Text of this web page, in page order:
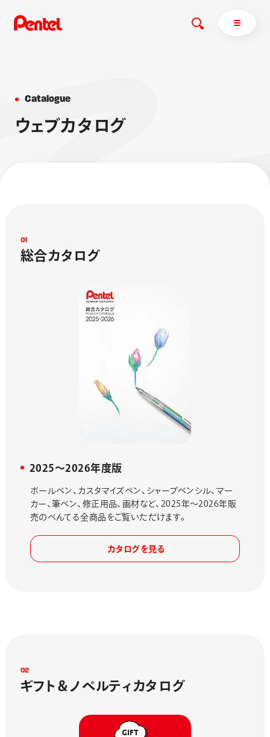
ブラッシュ（筆）
その他
運営会社
Catal ogue
ウェブカタ ログ
01
総合カタ ロ グ
2025〜2026年度版
ボールペン、カスタマイズペン、シャープペンシル、マー
カー、筆ペン、修正用品、画材など、2025年〜2026年販
売のぺんてる全商品をご覧いただけます。
カタログを見る
02
ギフ ト ＆ ノ ベルティ カタ ロ グ